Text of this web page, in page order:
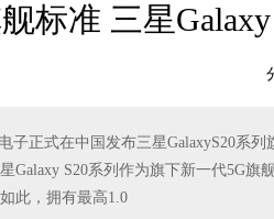
标准 三星
子正式在中国发布三星GalaxyS20系
Galaxy S20系列作为旗下新一代5G旗
此，拥有最高1.0